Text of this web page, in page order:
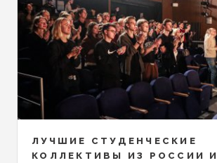
ЛУЧШИЕ СТУДЕНЧЕСКИЕ
КОЛЛЕКТИВЫ ИЗ РОССИИ И